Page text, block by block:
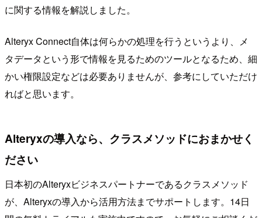
に関する情報を解説しました。
Alteryx Connect自体は何らかの処理を行うというより、メ
タデータという形で情報を見るためのツールとなるため、細
かい権限設定などは必要ありませんが、参考にしていただけ
ればと思います。
Alteryxの導入なら、クラスメソッドにおまかせく
ださい
日本初のAlteryxビジネスパートナーであるクラスメソッド
が、Alteryxの導入から活用方法までサポートします。14日